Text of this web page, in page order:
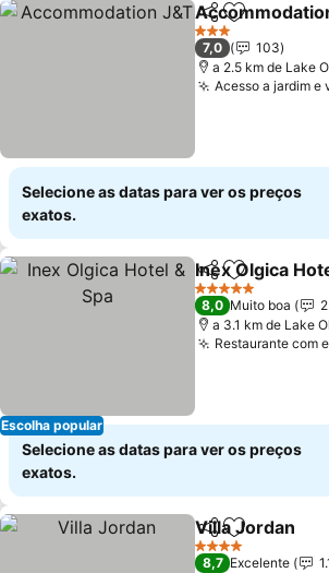
PartilharAdicionar
3 Estrelas
7,0
103
a 2.5 km de Lake
Acesso a jardim e
Selecione as datas para ver os preços
exatos.
Escolha popular
PartilharAdicionar
Inex Olgica
5 Estrelas
8,0 Muito boa
a 3.1 km de Lake
Restaurante com
Selecione as datas para ver os preços
exatos.
PartilharAdicionar
Villa Jordan
4 Estrelas
8,7 Excelente